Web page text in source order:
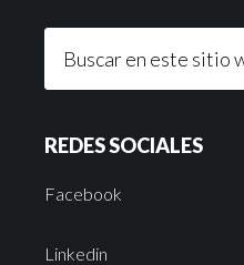
REDES SOCIALES
Facebook
Linkedin